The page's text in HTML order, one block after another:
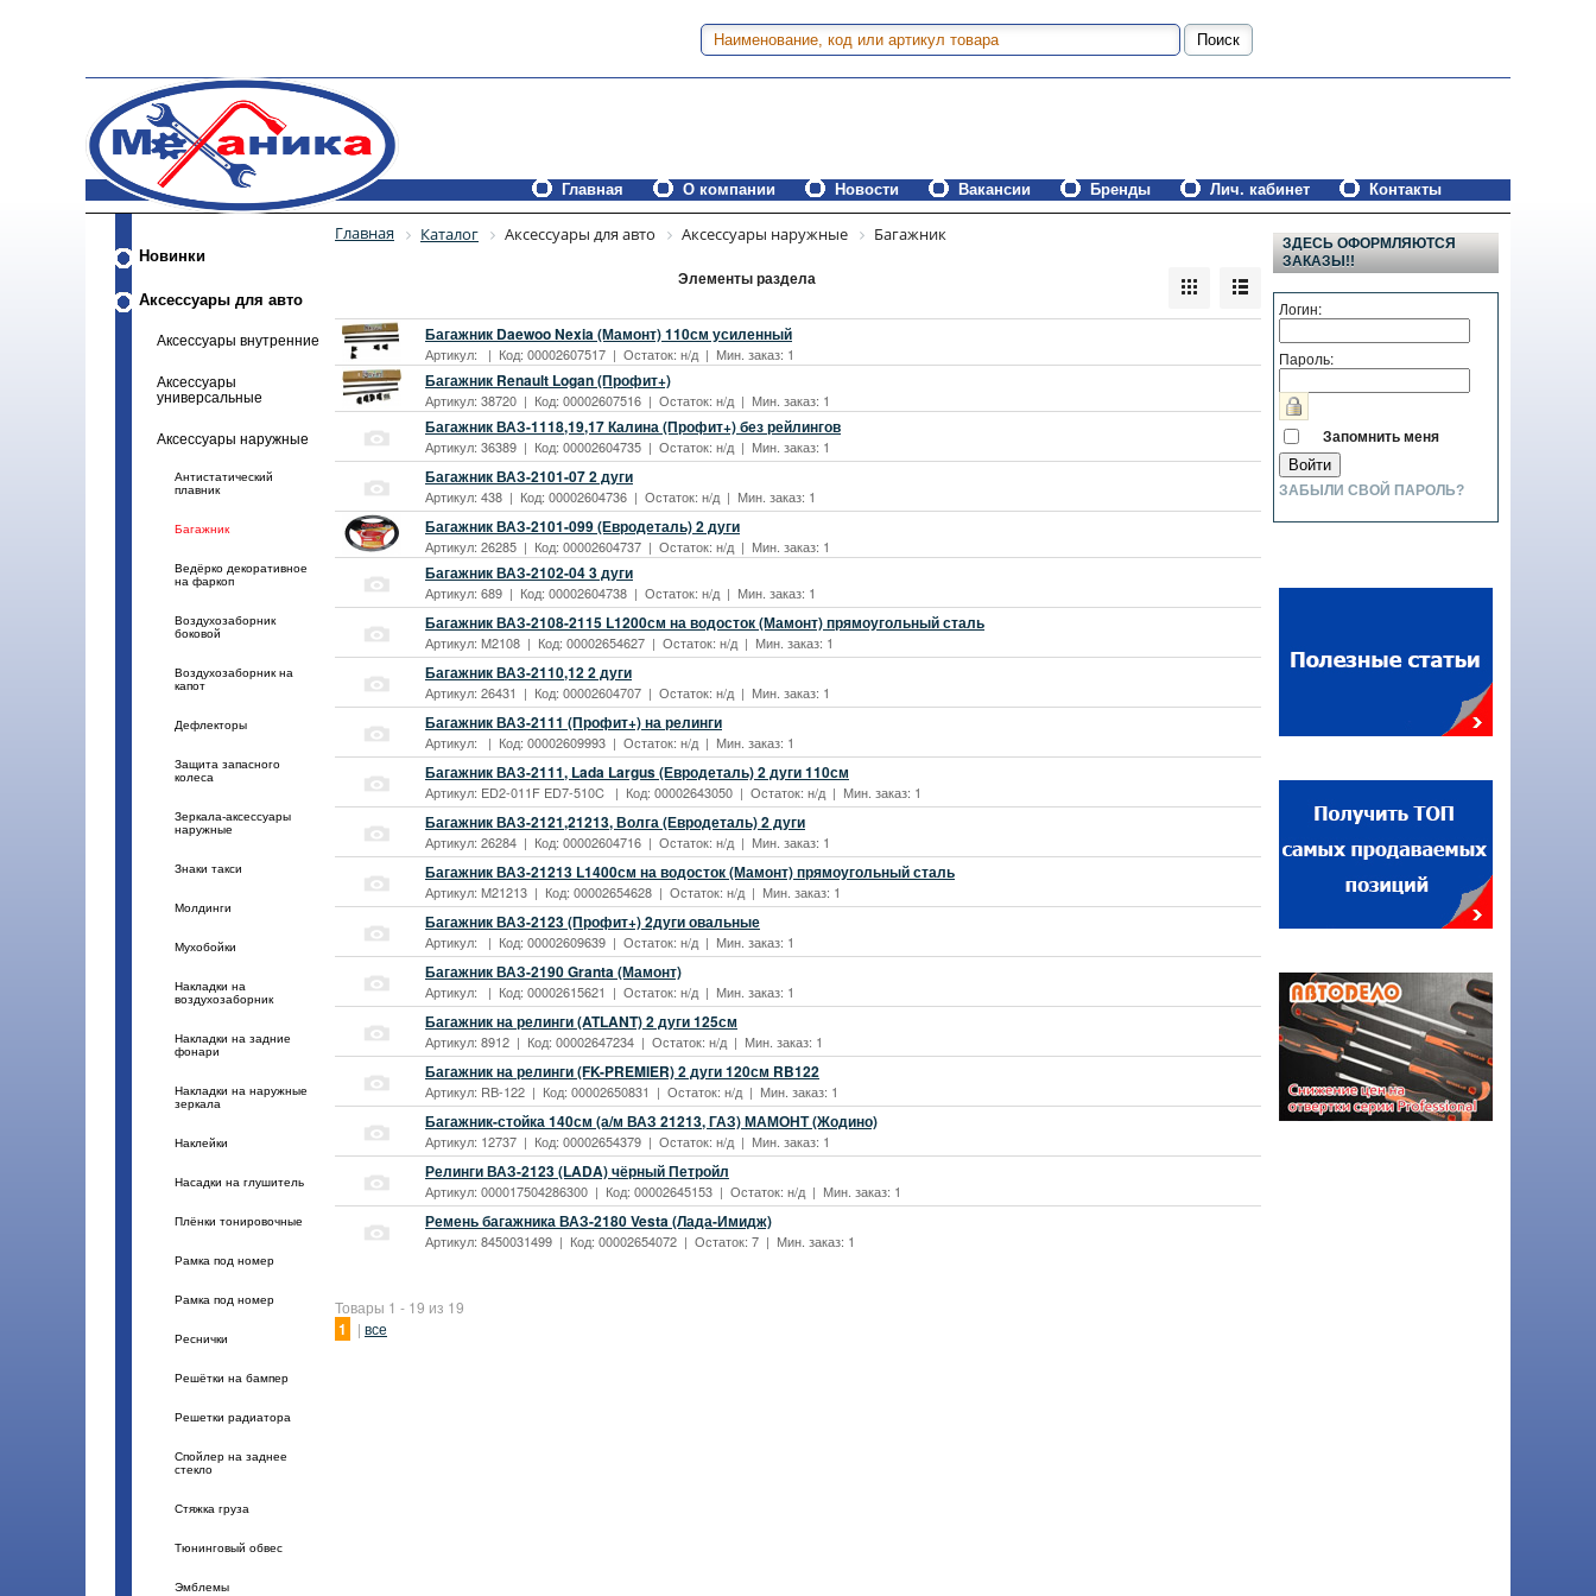
Главная О компании Новости Вакансии Бренды Лич. кабинет Контакты
Новинки
Аксессуары для авто
Аксессуары внутренние
Аксессуары
универсальные
Аксессуары наружные
Антистатический
плавник
Багажник
Ведёрко декоративное
на фаркоп
Воздухозаборник
боковой
Воздухозаборник на
капот
Дефлекторы
Защита запасного
колеса
Зеркала-аксессуары
наружные
Знаки такси
Молдинги
Мухобойки
Накладки на
воздухозаборник
Накладки на задние
фонари
Накладки на наружные
зеркала
Наклейки
Насадки на глушитель
Плёнки тонировочные
Рамка под номер
Рамка под номер
Реснички
Решётки на бампер
Решетки радиатора
Спойлер на заднее
стекло
Стяжка груза
Тюнинговый обвес
Эмблемы
Главная Каталог Аксессуары для авто Аксессуары наружные Багажник
Элементы раздела
Багажник Daewoo Nexia (Мамонт) 110см усиленный
Артикул: | Код: 00002607517 | Остаток: н/д | Мин. заказ: 1
Багажник Renault Logan (Профит+)
Артикул: 38720 | Код: 00002607516 | Остаток: н/д | Мин. заказ: 1
Багажник ВАЗ-1118,19,17 Калина (Профит+) без рейлингов
Артикул: 36389 | Код: 00002604735 | Остаток: н/д | Мин. заказ: 1
Багажник ВАЗ-2101-07 2 дуги
Артикул: 438 | Код: 00002604736 | Остаток: н/д | Мин. заказ: 1
Багажник ВАЗ-2101-099 (Евродеталь) 2 дуги
Артикул: 26285 | Код: 00002604737 | Остаток: н/д | Мин. заказ: 1
Багажник ВАЗ-2102-04 3 дуги
Артикул: 689 | Код: 00002604738 | Остаток: н/д | Мин. заказ: 1
Багажник ВАЗ-2108-2115 L1200см на водосток (Мамонт) прямоугольный сталь
Артикул: M2108 | Код: 00002654627 | Остаток: н/д | Мин. заказ: 1
Багажник ВАЗ-2110,12 2 дуги
Артикул: 26431 | Код: 00002604707 | Остаток: н/д | Мин. заказ: 1
Багажник ВАЗ-2111 (Профит+) на релинги
Артикул: | Код: 00002609993 | Остаток: н/д | Мин. заказ: 1
Багажник ВАЗ-2111, Lada Largus (Евродеталь) 2 дуги 110см
Артикул: ED2-011F ED7-510C | Код: 00002643050 | Остаток: н/д | Мин. заказ: 1
Багажник ВАЗ-2121,21213, Волга (Евродеталь) 2 дуги
Артикул: 26284 | Код: 00002604716 | Остаток: н/д | Мин. заказ: 1
Багажник ВАЗ-21213 L1400см на водосток (Мамонт) прямоугольный сталь
Артикул: M21213 | Код: 00002654628 | Остаток: н/д | Мин. заказ: 1
Багажник ВАЗ-2123 (Профит+) 2дуги овальные
Артикул: | Код: 00002609639 | Остаток: н/д | Мин. заказ: 1
Багажник ВАЗ-2190 Granta (Мамонт)
Артикул: | Код: 00002615621 | Остаток: н/д | Мин. заказ: 1
Багажник на релинги (ATLANT) 2 дуги 125см
Артикул: 8912 | Код: 00002647234 | Остаток: н/д | Мин. заказ: 1
Багажник на релинги (FK-PREMIER) 2 дуги 120см RB122
Артикул: RB-122 | Код: 00002650831 | Остаток: н/д | Мин. заказ: 1
Багажник-стойка 140см (а/м ВАЗ 21213, ГАЗ) МАМОНТ (Жодино)
Артикул: 12737 | Код: 00002654379 | Остаток: н/д | Мин. заказ: 1
Релинги ВАЗ-2123 (LADA) чёрный Петройл
Артикул: 000017504286300 | Код: 00002645153 | Остаток: н/д | Мин. заказ: 1
Ремень багажника ВАЗ-2180 Vesta (Лада-Имидж)
Артикул: 8450031499 | Код: 00002654072 | Остаток: 7 | Мин. заказ: 1
Товары 1 - 19 из 19
1 | все
ЗДЕСЬ ОФОРМЛЯЮТСЯ
ЗАКАЗЫ!!
Логин:
Пароль:
Запомнить меня
ЗАБЫЛИ СВОЙ ПАРОЛЬ?